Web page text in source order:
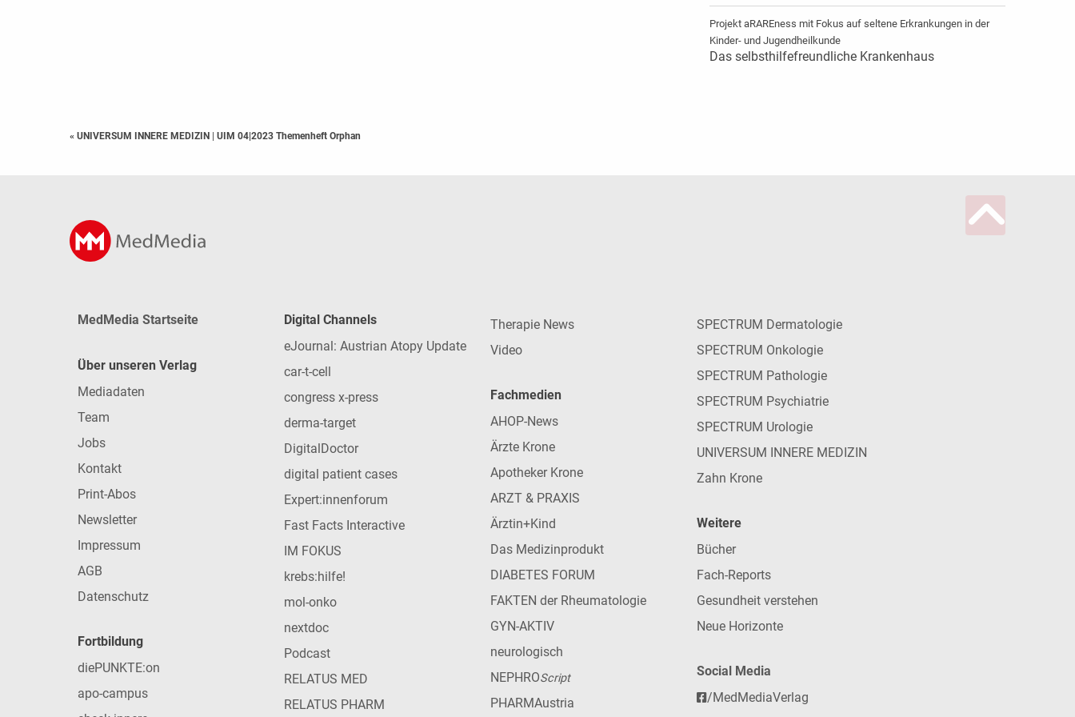
Projekt aRAREness mit Fokus auf seltene Erkrankungen in der
Kinder- und Jugendheilkunde
Das selbsthilfefreundliche Krankenhaus
« UNIVERSUM INNERE MEDIZIN UIM 04|2023 Themenheft Orphan
MedMedia Startseite
Über unseren Verlag
Mediadaten
Team
Jobs
Kontakt
Print-Abos
Newsletter
Impressum
AGB
Datenschutz
Fortbildung
diePUNKTE:on
apo-campus
Digital Channels
eJournal: Austrian Atopy Update
car-t-cell
congress x-press
derma-target
DigitalDoctor
digital patient cases
Expert:innenforum
Fast Facts Interactive
IM FOKUS
krebs:hilfe!
mol-onko
nextdoc
Podcast
RELATUS MED
RELATUS PHARM
Therapie News
Video
Fachmedien
AHOP-News
Ärzte Krone
Apotheker Krone
ARZT & PRAXIS
Ärztin+Kind
Das Medizinprodukt
DIABETES FORUM
FAKTEN der Rheumatologie
GYN-AKTIV
neurologisch
NEPHROScript
PHARMAustria
SPECTRUM Dermatologie
SPECTRUM Onkologie
SPECTRUM Pathologie
SPECTRUM Psychiatrie
SPECTRUM Urologie
UNIVERSUM INNERE MEDIZIN
Zahn Krone
Weitere
Bücher
Fach-Reports
Gesundheit verstehen
Neue Horizonte
Social Media
/MedMediaVerlag